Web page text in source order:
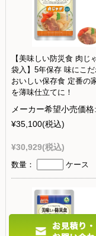
【美味しい防災食 肉じ
袋入】5年保存 味にこ
おいしい保存食 定番の
を薄味仕立てに！
メーカー希望小売価格:
¥35,100(税込)
¥30,929(税込)
数量： ケース